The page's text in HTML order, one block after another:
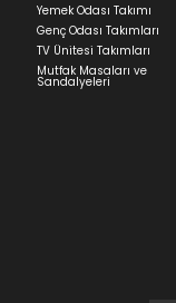
Yemek Odası Takımı
Genç Odası Takımları
TV Ünitesi Takımları
Mutfak Masaları ve
Sandalyeleri